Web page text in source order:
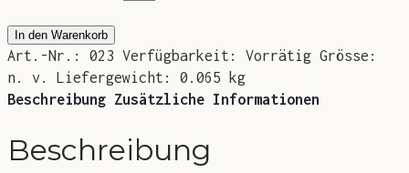
In den Warenkorb
Art.-Nr.: 023 Verfügbarkeit: Vorrätig Grösse:
n. v.
Liefergewicht:
0.065 kg
Beschreibung Zusätzliche Informationen
Beschreibung